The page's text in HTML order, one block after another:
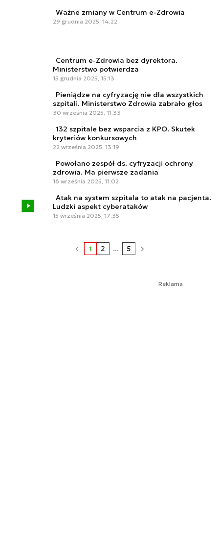
Ważne zmiany w Centrum e-Zdrowia
29 grudnia 2025, 14:22
Centrum e-Zdrowia bez dyrektora.
Ministerstwo potwierdza
15 grudnia 2025, 15:13
Pieniądze na cyfryzację nie dla wszystkich
szpitali. Ministerstwo Zdrowia zabrało głos
30 września 2025, 11:33
132 szpitale bez wsparcia z KPO. Skutek
kryteriów konkursowych
22 września 2025, 13:19
Powołano zespół ds. cyfryzacji ochrony
zdrowia. Ma pierwsze zadania
16 września 2025, 11:02
Atak na system szpitala to atak na pacjenta.
Ludzki aspekt cyberataków
15 września 2025, 17:35
1 2 ... 5
Reklama